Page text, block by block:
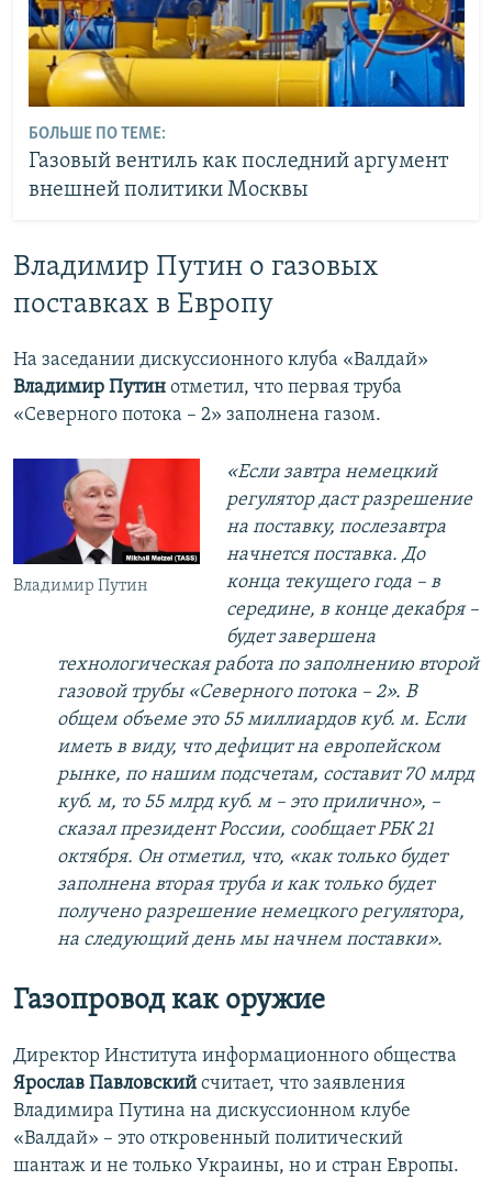
БОЛЬШЕ ПО ТЕМЕ:
Газовый вентиль как последний аргумент
внешней политики Москвы
Владимир Путин о газовых
поставках в Европу
На заседании дискуссионного клуба «Валдай»
Владимир Путин отметил, что первая труба
«Северного потока – 2» заполнена газом.
Владимир Путин
«Если завтра немецкий
регулятор даст разрешение
на поставку, послезавтра
начнется поставка. До
конца текущего года – в
середине, в конце декабря –
будет завершена
технологическая работа по заполнению второй
газовой трубы «Северного потока – 2». В
общем объеме это 55 миллиардов куб. м. Если
иметь в виду, что дефицит на европейском
рынке, по нашим подсчетам, составит 70 млрд
куб. м, то 55 млрд куб. м – это прилично», –
сказал президент России, сообщает РБК 21
октября. Он отметил, что, «как только будет
заполнена вторая труба и как только будет
получено разрешение немецкого регулятора,
на следующий день мы начнем поставки».
Газопровод как оружие
Директор Института информационного общества
Ярослав Павловский считает, что заявления
Владимира Путина на дискуссионном клубе
«Валдай» – это откровенный политический
шантаж и не только Украины, но и стран Европы.